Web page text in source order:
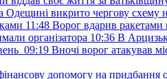
Одещині викрито чергову схему
11:48 Ворог вдарив
організатора 10:36 В
09:19 Вночі ворог атакував
допомогу на придбання